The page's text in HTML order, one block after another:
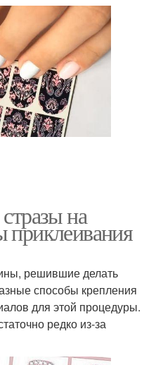
на
решившие делать
способы крепления
для этой процедуры.
редко из-за